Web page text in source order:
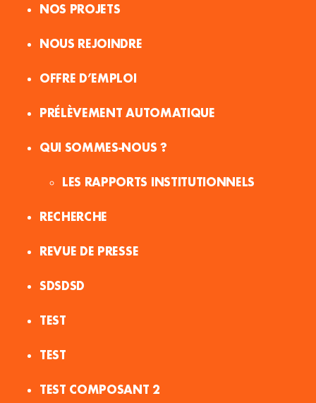
NOS PROJETS
NOUS REJOINDRE
OFFRE D’EMPLOI
PRÉLÈVEMENT AUTOMATIQUE
QUI SOMMES-NOUS ?
LES RAPPORTS INSTITUTIONNELS
RECHERCHE
REVUE DE PRESSE
SDSDSD
TEST
TEST
TEST COMPOSANT 2